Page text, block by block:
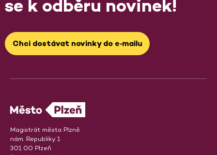
se k odběru novinek!
Chci dostávat novinky do e‑mailu
Magistrát města Plzně
nám. Republiky 1
301 00 Plzeň